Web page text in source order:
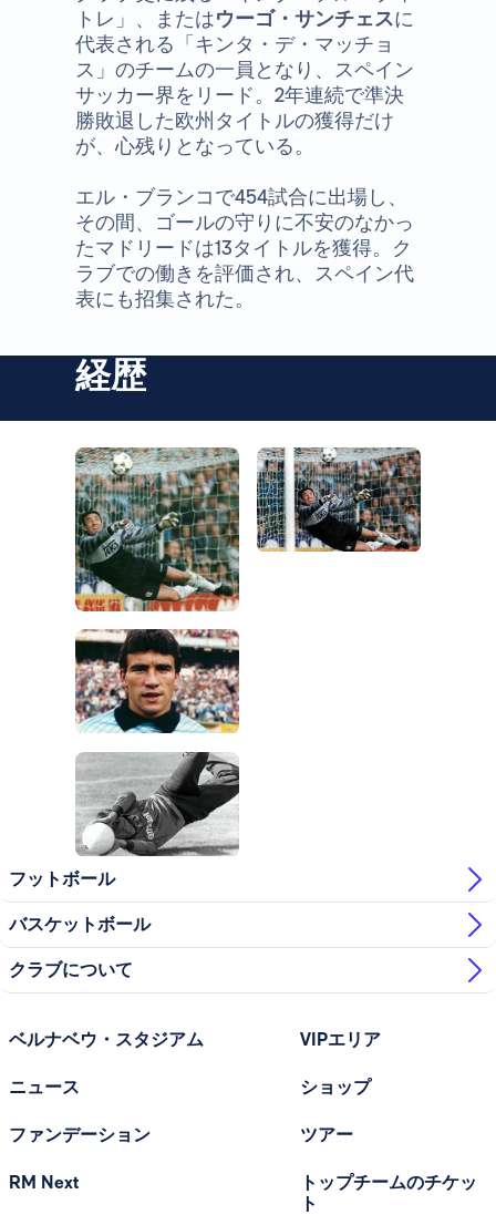
トレ」、またはウーゴ・サンチェスに
代表される「キンタ・デ・マッチョ
ス」のチームの一員となり、スペイン
サッカー界をリード。2年連続で準決
勝敗退した欧州タイトルの獲得だけ
が、心残りとなっている。
エル・ブランコで454試合に出場し、
その間、ゴールの守りに不安のなかっ
たマドリードは13タイトルを獲得。ク
ラブでの働きを評価され、スペイン代
表にも招集された。
経歴
写真：Real Madrid
フットボール
バスケットボール
クラブについて
ベルナベウ・スタジアム
ニュース
ファンデーション
RM Next
VIPエリア
ショップ
ツアー
トップチームのチケッ
ト